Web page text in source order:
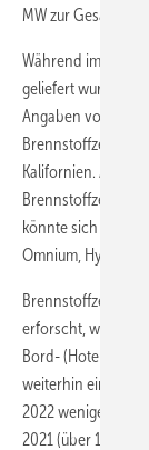
MW zur
Während im Jahr
geliefert wurden,
Angaben von
Kalifornien.
Brennstoffzellen-
könnte sich
Omnium, Hyzon
Brennstoffzellen
erforscht, wobei
Bord-
weiterhin eine
2022 weniger
2021 (über 13.400